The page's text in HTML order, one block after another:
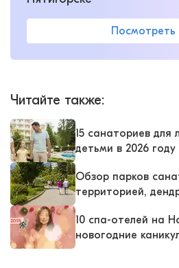
Посмотреть
Читайте также:
15 санаториев для
детьми в 2026 году
Обзор парков
территорией,
10 спа-отелей на
новогодние